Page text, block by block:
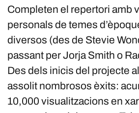
Completen el repertori amb
personals de temes
diversos (des de Stevie
passant per Jorja Smith o
Des dels inicis del projecte
assolit nombrosos èxits:
10,000 visualitzacions en